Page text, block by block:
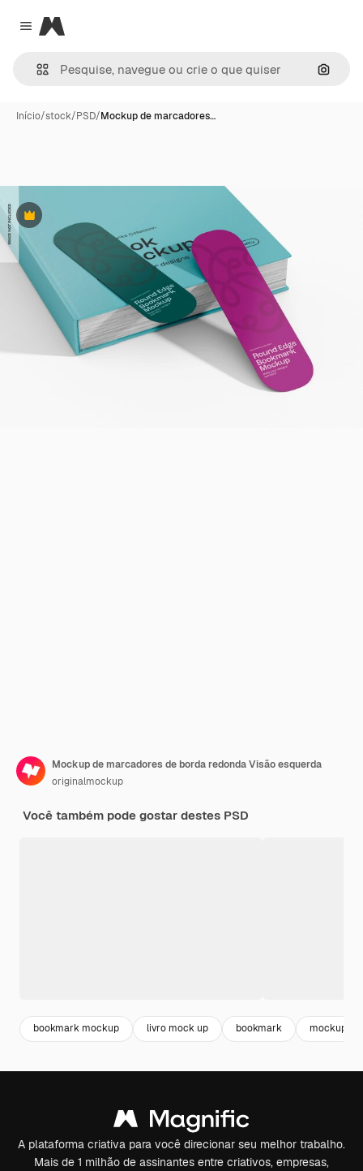
Close menu
Magnific
Início/stock/PSD/Mockup de marcadores…
Premium
Mockup de marcadores de borda redonda Visão esquerda
originalmockup
Você também pode gostar destes PSD
bookmark mockup livro mock up bookmark mockup
A plataforma criativa para você direcionar seu melhor trabalho.
Mais de 1 milhão de assinantes entre criativos, empresas,